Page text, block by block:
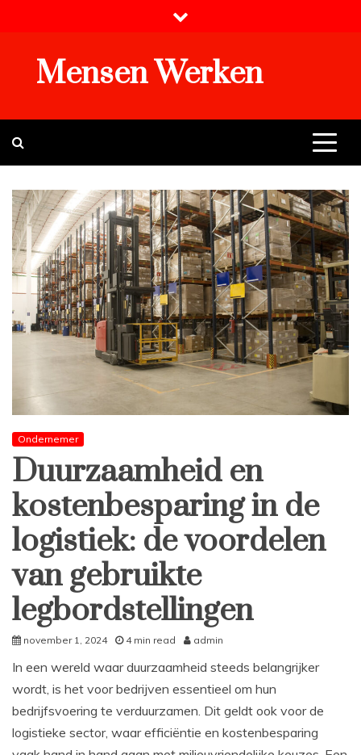
Mensen Werken
Ondernemer
Duurzaamheid en
kostenbesparing in de
logistiek: de voordelen
van gebruikte
legbordstellingen
november 1, 2024 4 min read admin
In een wereld waar duurzaamheid steeds belangrijker
wordt, is het voor bedrijven essentieel om hun
bedrijfsvoering te verduurzamen. Dit geldt ook voor de
logistieke sector, waar efficiëntie en kostenbesparing